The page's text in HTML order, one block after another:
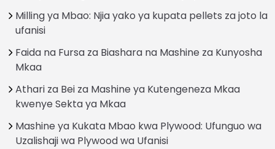
Milling ya Mbao: Njia yako ya kupata pellets za joto la
ufanisi
Faida na Fursa za Biashara na Mashine za Kunyosha
Mkaa
Athari za Bei za Mashine ya Kutengeneza Mkaa
kwenye Sekta ya Mkaa
Mashine ya Kukata Mbao kwa Plywood: Ufunguo wa
Uzalishaji wa Plywood wa Ufanisi